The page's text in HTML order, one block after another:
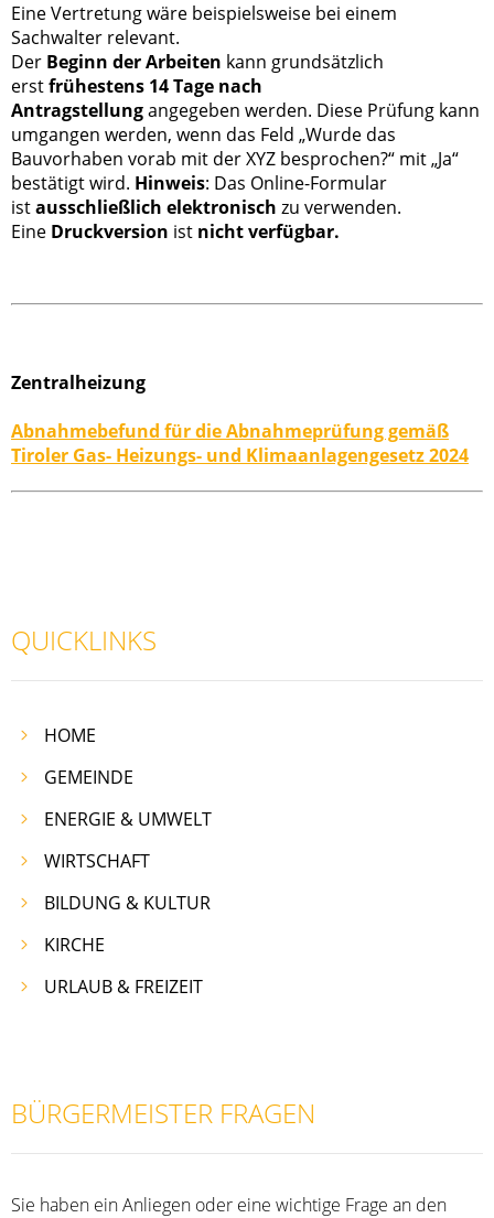
Eine Vertretung wäre beispielsweise bei einem
Sachwalter relevant.
Der Beginn der Arbeiten kann grundsätzlich
erstfrühestens 14 Tage nach
Antragstellungangegeben werden. Diese Prüfung kann
umgangen werden, wenn das Feld „Wurde das
Bauvorhaben vorab mit der XYZ besprochen?“ mit „Ja“
bestätigt wird. Hinweis: Das Online-Formular
istausschließlich elektronisch zu verwenden.
Eine Druckversion ist nicht verfügbar.
Zentralheizung
Abnahmebefund für die Abnahmeprüfung gemäß
Tiroler Gas- Heizungs- und Klimaanlagengesetz 2024
QUICKLINKS
HOME
GEMEINDE
ENERGIE & UMWELT
WIRTSCHAFT
BILDUNG & KULTUR
KIRCHE
URLAUB & FREIZEIT
BÜRGERMEISTER FRAGEN
Sie haben ein Anliegen oder eine wichtige Frage an den